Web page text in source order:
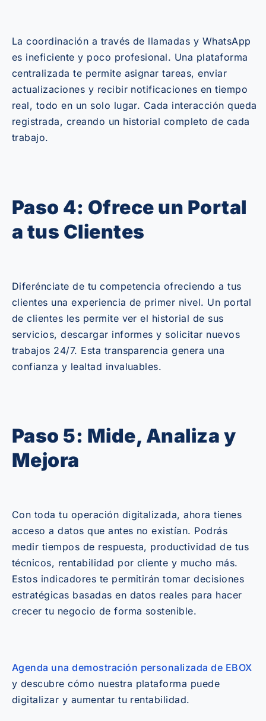
La coordinación a través de llamadas y WhatsApp
es ineficiente y poco profesional. Una plataforma
centralizada te permite asignar tareas, enviar
actualizaciones y recibir notificaciones en tiempo
real, todo en un solo lugar. Cada interacción queda
registrada, creando un historial completo de cada
trabajo.
Paso 4: Ofrece un Portal
a tus Clientes
Diferénciate de tu competencia ofreciendo a tus
clientes una experiencia de primer nivel. Un portal
de clientes les permite ver el historial de sus
servicios, descargar informes y solicitar nuevos
trabajos 24/7. Esta transparencia genera una
confianza y lealtad invaluables.
Paso 5: Mide, Analiza y
Mejora
Con toda tu operación digitalizada, ahora tienes
acceso a datos que antes no existían. Podrás
medir tiempos de respuesta, productividad de tus
técnicos, rentabilidad por cliente y mucho más.
Estos indicadores te permitirán tomar decisiones
estratégicas basadas en datos reales para hacer
crecer tu negocio de forma sostenible.
Agenda una demostración personalizada de EBOX
y descubre cómo nuestra plataforma puede
digitalizar y aumentar tu rentabilidad.